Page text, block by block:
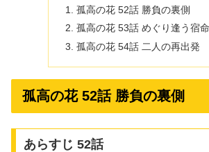
孤高の花 52話 勝負の裏側
孤高の花 53話 めぐり逢う宿命
孤高の花 54話 二人の再出発
孤高の花 52話 勝負の裏側
あらすじ 52話